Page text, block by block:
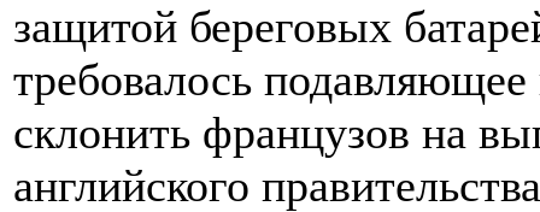
защитой береговых
требовалось
склонить французов на
английского